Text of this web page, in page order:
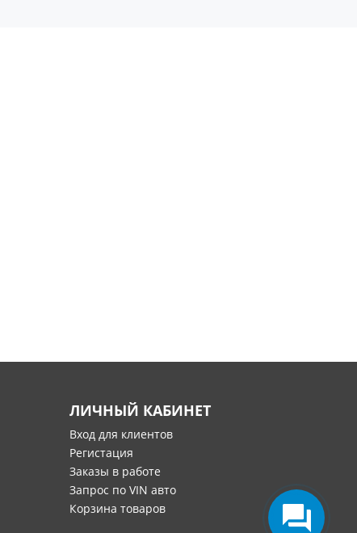
ЛИЧНЫЙ КАБИНЕТ
Вход для клиентов
Регистация
Заказы в работе
Запрос по VIN авто
Корзина товаров